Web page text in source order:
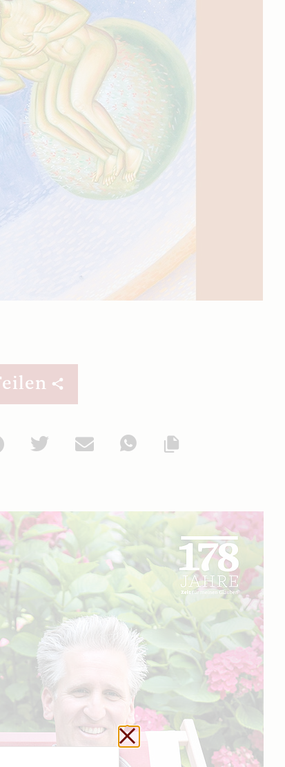
Facebook
Twitter Mail
WhatsApp
Schließen ohne zu